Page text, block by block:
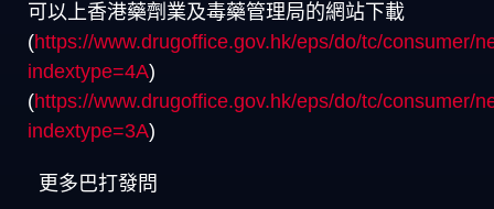
可以上香港藥劑業及毒藥管理局的網站下載
(https://www.drugoffice.gov.hk/eps/do/tc/consumer/
indextype=4A)
(https://www.drugoffice.gov.hk/eps/do/tc/consumer/
indextype=3A)
更多巴打發問